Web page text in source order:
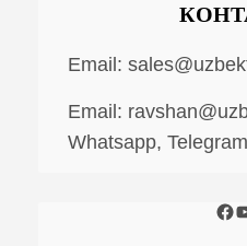
Email:
Email:
Whatsapp,